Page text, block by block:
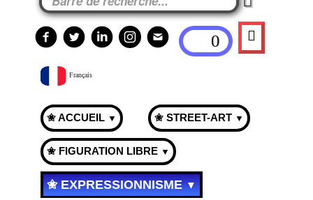
0
Français
✬ ACCUEIL ▼ ✬ STREET-ART ▼
✬ FIGURATION LIBRE ▼
✬ EXPRESSIONNISME▼